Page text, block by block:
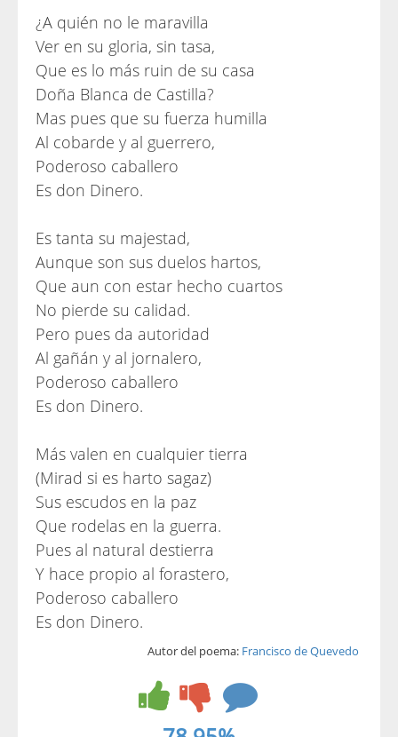
¿A quién no le maravilla
Ver en su gloria, sin tasa,
Que es lo más ruin de su casa
Doña Blanca de Castilla?
Mas pues que su fuerza humilla
Al cobarde y al guerrero,
Poderoso caballero
Es don Dinero.
Es tanta su majestad,
Aunque son sus duelos hartos,
Que aun con estar hecho cuartos
No pierde su calidad.
Pero pues da autoridad
Al gañán y al jornalero,
Poderoso caballero
Es don Dinero.
Más valen en cualquier tierra
(Mirad si es harto sagaz)
Sus escudos en la paz
Que rodelas en la guerra.
Pues al natural destierra
Y hace propio al forastero,
Poderoso caballero
Es don Dinero.
Autor del poema: Francisco de Quevedo